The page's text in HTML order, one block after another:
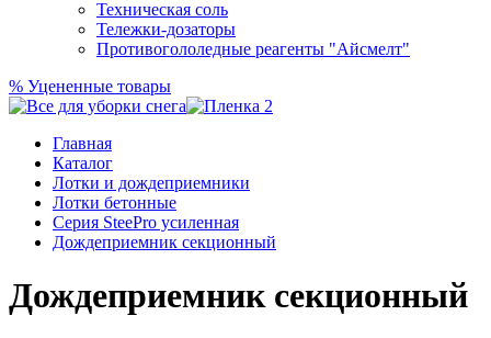
Техническая соль
Тележки-дозаторы
Противогололедные реагенты "Айсмелт"
% Уцененные товары
Главная
Каталог
Лотки и дождеприемники
Лотки бетонные
Серия SteePro усиленная
Дождеприемник секционный
Дождеприемник секционный